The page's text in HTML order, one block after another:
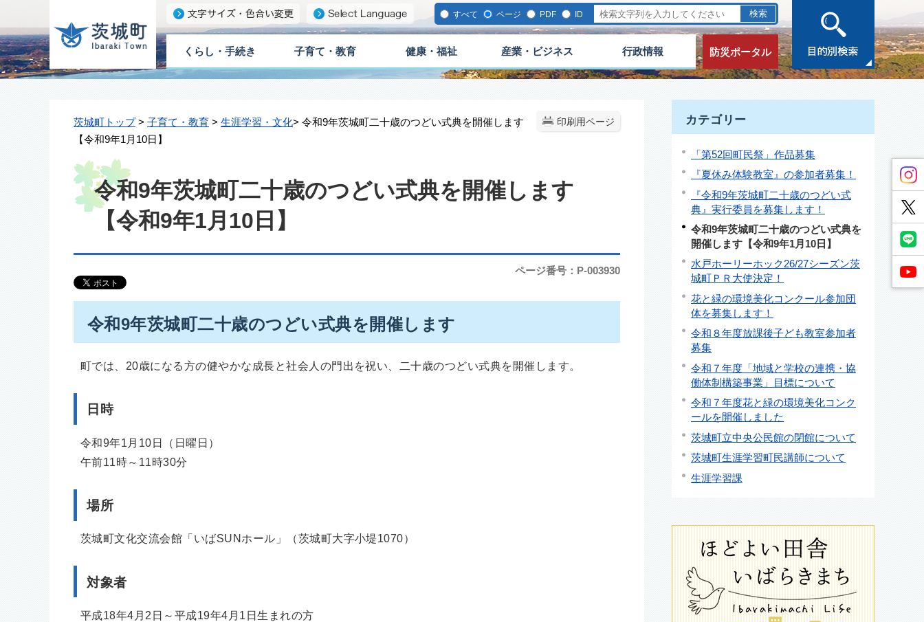
すべて ページ PDF ID
くらし・手続き 子育て・教育 健康・福祉 産業・ビジネス 行政情報 防災ポータル
印刷用ページ
茨城町トップ> 子育て・教育 > 生涯学習・文化> 令和9年茨城町二十歳のつどい式典を開催します
【令和9年1月10日】
令和9年茨城町二十歳のつどい式典を開催します
【令和9年1月10日】
ページ番号：P-003930
令和9年茨城町二十歳のつどい式典を開催します
町では、20歳になる方の健やかな成長と社会人の門出を祝い、二十歳のつどい式典を開催します。
日時
令和9年1月10日（日曜日）
午前11時～11時30分
場所
茨城町文化交流会館「いばSUNホール」（茨城町大字小堤1070）
対象者
平成18年4月2日～平成19年4月1日生まれの方
カテゴリー
「第52回町民祭」作品募集
『夏休み体験教室』の参加者募集！
『令和9年茨城町二十歳のつどい式
典』実行委員を募集します！
令和9年茨城町二十歳のつどい式典を
開催します【令和9年1月10日】
水戸ホーリーホック26/27シーズン茨
城町ＰＲ大使決定！
花と緑の環境美化コンクール参加団
体を募集します！
令和８年度放課後子ども教室参加者
募集
令和７年度「地域と学校の連携・協
働体制構築事業」目標について
令和７年度花と緑の環境美化コンク
ールを開催しました
茨城町立中央公民館の閉館について
茨城町生涯学習町民講師について
生涯学習課